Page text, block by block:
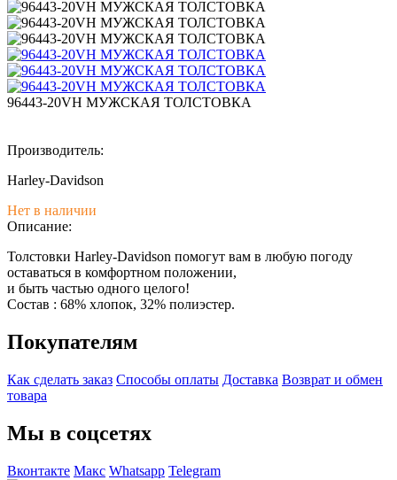
96443-20VH МУЖСКАЯ ТОЛСТОВКА
Производитель:
Harley-Davidson
Нет в наличии
Описание:
Толстовки Harley-Davidson помогут вам в любую погоду
оставаться в комфортном положении,
и быть частью одного целого!
Состав : 68% хлопок, 32% полиэстер.
Покупателям
Как сделать заказ Способы оплаты Доставка Возврат и обмен
товара
Мы в соцсетях
Вконтакте Макс Whatsapp Telegram